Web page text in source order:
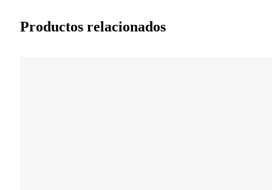
Productos relacionados